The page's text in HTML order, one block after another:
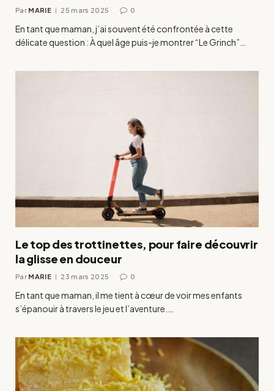
Par MARIE 25 mars 2025 0
En tant que maman, j’ai souvent été confrontée à cette
délicate question : À quel âge puis-je montrer “Le Grinch”…
Le top des trottinettes, pour faire découvrir
la glisse en douceur
Par MARIE 23 mars 2025 0
En tant que maman, il me tient à cœur de voir mes enfants
s’épanouir à travers le jeu et l’aventure.…